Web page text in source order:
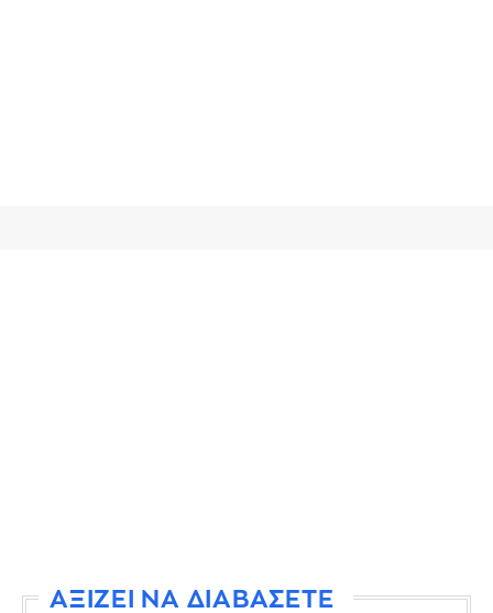
ΑΞΙΖΕΙ ΝΑ ΔΙΑΒΑΣΕΤΕ